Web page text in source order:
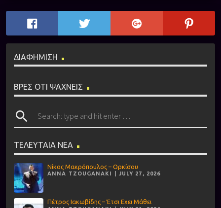
ΔΙΑΦΗΜΙΣΗ
ΒΡΕΣ ΟΤΙ ΨΑΧΝΕΙΣ
search
ΤΕΛΕΥΤΑΙΑ ΝΕΑ
Νίκος Μακρόπουλος – Ορκίσου
ANNA TZOUGANAKI | JULY 27, 2026
Πέτρος Ιακωβίδης – Έτσι Εχει Μάθει